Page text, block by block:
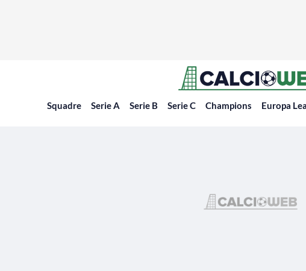
Squadre Serie A Serie B Serie C Champions Europa